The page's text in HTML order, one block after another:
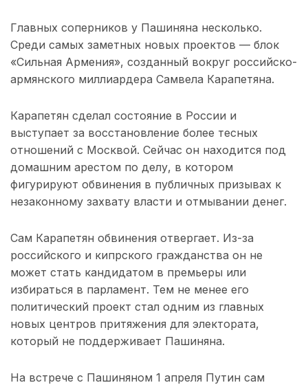
Главных соперников у Пашиняна несколько.
Среди самых заметных новых проектов — блок
«Сильная Армения», созданный вокруг российско-
армянского миллиардера Самвела Карапетяна.
Карапетян сделал состояние в России и
выступает за восстановление более тесных
отношений с Москвой. Сейчас он находится под
домашним арестом по делу, в котором
фигурируют обвинения в публичных призывах к
незаконному захвату власти и отмывании денег.
Сам Карапетян обвинения отвергает. Из-за
российского и кипрского гражданства он не
может стать кандидатом в премьеры или
избираться в парламент. Тем не менее его
политический проект стал одним из главных
новых центров притяжения для электората,
который не поддерживает Пашиняна.
На встрече с Пашиняном 1 апреля Путин сам